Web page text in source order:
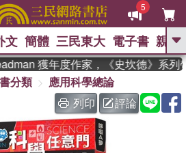
5
GO
熱搜： 東野圭吾 、 The Odyssey
、 如果歷史是一群喵 、 暑期
國際布克獎 臺灣漫遊錄 、 方
念華 、 台灣的李登輝時代
孩：黎曼猜想 、 偉大的迷走神經
文 簡體 三民東大 電子書 親子
獲年度作家，《史坎德》系列帶
分類
應用科學總論
列印
評論